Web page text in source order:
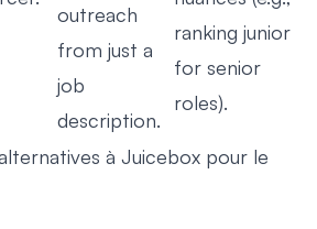
outreach
from just a
job
description.
ranking juniors
for senior
roles).
à Juicebox pour le